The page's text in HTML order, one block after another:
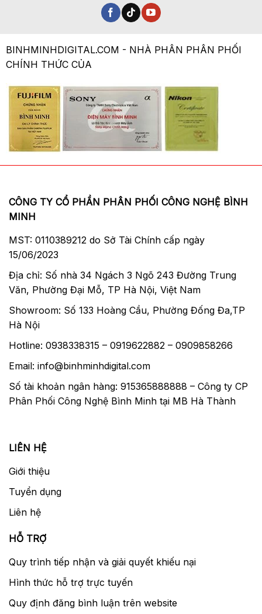
dàng lấy đồ ra bằng cách trượt ba lô vòng ra phía
trước. Một dây đeo chéo được đệm xốp giúp phân
tháo ba lô ra cho việc lấy nhanh các thiết bị ảnh.
Ngoài ra, Velocity 7Z có thêm ngăn lót đệm bên
trong và ngăn chính để giữ và bảo vệ iPad. Phía
trước túi ngăn khóa kéo để giữ các phụ kiện như thẻ
gia khi tác nghiệp.
Binhminhdigital
BINHMINHDIGITAL.COM - NHÀ PHÂN PHÂN PHỐI
CHÍNH THỨC CỦA
CÔNG TY CỔ PHẦN PHÂN PHỐI CÔNG NGHỆ BÌNH
MINH
MST: 0110389212 do Sở Tài Chính cấp ngày
15/06/2023
Địa chỉ: Số nhà 34 Ngách 3 Ngõ 243 Đường Trung
Văn, Phường Đại Mỗ, TP Hà Nội, Việt Nam
Showroom: Số 133 Hoàng Cầu, Phường Đống Đa,TP
Hà Nội
Hotline: 0938338315 – 0919622882 – 0909858266
Email: info@binhminhdigital.com
Số tài khoản ngân hàng: 915365888888 – Công ty CP
Phân Phối Công Nghệ Bình Minh tại MB Hà Thành
LIÊN HỆ
Giới thiệu
Tuyển dụng
Liên hệ
HỖ TRỢ
Quy trình tiếp nhận và giải quyết khiếu nại
Hình thức hỗ trợ trực tuyến
Quy định đăng bình luận trên website